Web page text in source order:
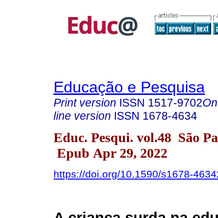
Educação e Pesquisa
Print version ISSN 1517-9702
line version ISSN 1678-4634
Educ. Pesqui. vol.48 São
Epub Apr 29, 2022
https://doi.org/10.1590/s1678-